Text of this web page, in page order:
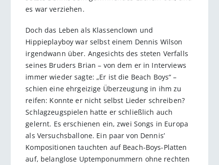
es war verziehen.
Doch das Leben als Klassenclown und
Hippieplayboy war selbst einem Dennis Wilson
irgendwann über. Angesichts des steten Verfalls
seines Bruders Brian – von dem er in Interviews
immer wieder sagte: „Er ist die Beach Boys“ –
schien eine ehrgeizige Überzeugung in ihm zu
reifen: Konnte er nicht selbst Lieder schreiben?
Schlagzeugspielen hatte er schließlich auch
gelernt. Es erschienen ein, zwei Songs in Europa
als Versuchsballone. Ein paar von Dennis’
Kompositionen tauchten auf Beach-Boys-Platten
auf, belanglose Uptemponummern ohne rechten